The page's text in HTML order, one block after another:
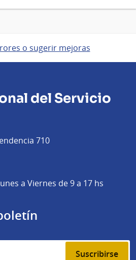
o sugerir mejoras
del Servicio
710
a Viernes de 9 a 17 hs
Suscribirse